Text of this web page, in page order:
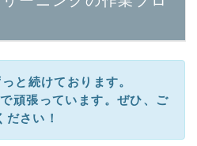
と続けております。
頑張っています。ぜひ、ご
ださい！